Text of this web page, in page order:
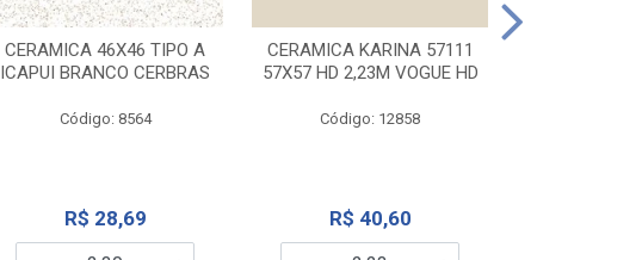
CERAMICA 46X46 TIPO A
ICAPUI BRANCO CERBRAS
Código: 8564
R$ 28,69
CERAMICA KARINA 57111
57X57 HD 2,23M VOGUE HD
Código: 12858
R$ 40,60